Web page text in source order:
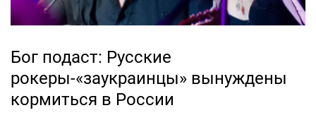
Бог подаст: Русские
рокеры-«заукраинцы» вынуждены
кормиться в России